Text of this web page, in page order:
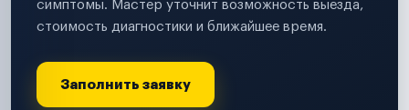
симптомы. Мастер уточнит возможность выезда,
стоимость диагностики и ближайшее время.
Заполнить заявку